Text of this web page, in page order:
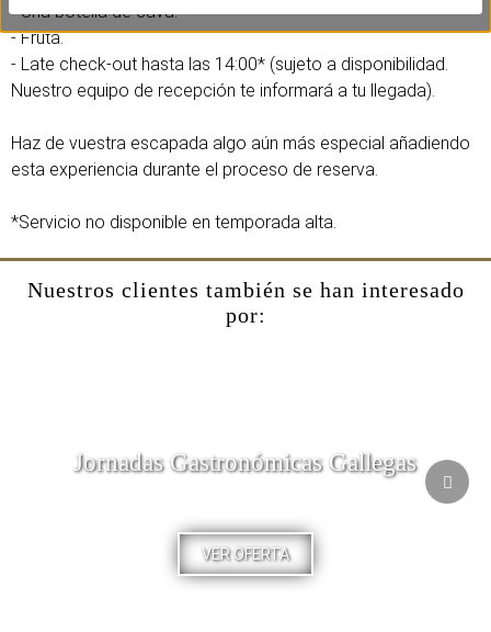
- Una botella de cava.
- Fruta.
- Late check-out hasta las 14:00* (sujeto a disponibilidad.
Nuestro equipo de recepción te informará a tu llegada).
Haz de vuestra escapada algo aún más especial añadiendo
esta experiencia durante el proceso de reserva.
*Servicio no disponible en temporada alta.
Nuestros clientes también se han interesado
por:
Jornadas Gastronómicas Gallegas
VER OFERTA